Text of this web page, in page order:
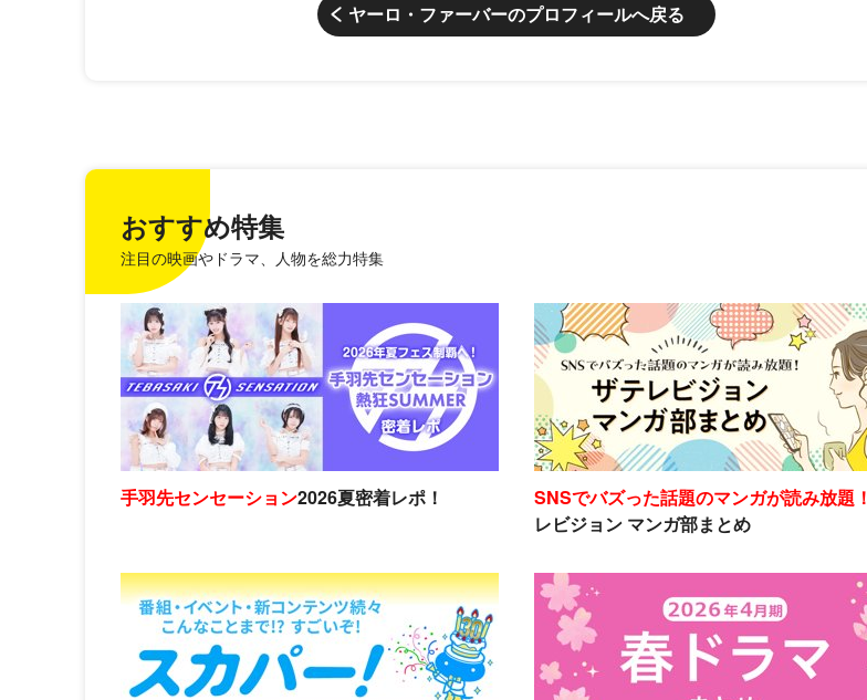
ヤーロ・ファーバーのプロフィールへ戻る
おすすめ特集
注目の映画やドラマ、人物を総力特集
手羽先センセーション2026夏密着レポ！ SNSでバズった話題のマンガが読み放題！
レビジョン マンガ部まとめ